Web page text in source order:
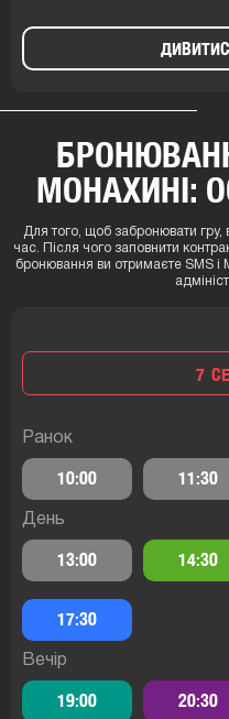
МОНАХИНІ:
Для того, щоб забронювати гру,
час. Після чого заповнити
бронювання ви отримаєте SMS
7
Ранок
10:00 11:30
День
13:00 14:30
17:30
Вечір
19:00 20:30